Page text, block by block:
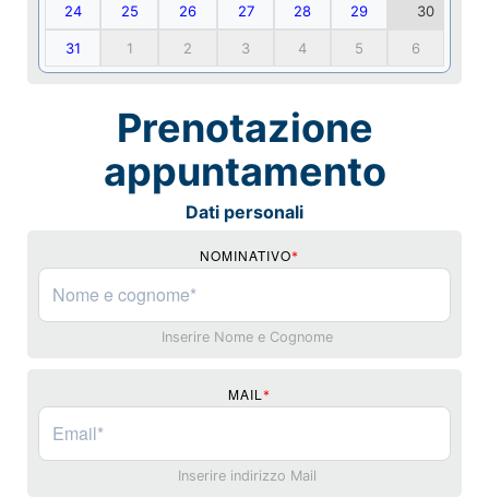
24 25 26 27 28 29 30
31 1 2 3 4 5 6
Prenotazione
appuntamento
Dati personali
NOMINATIVO*
Inserire Nome e Cognome
MAIL *
Inserire indirizzo Mail